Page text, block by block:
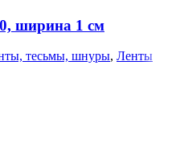
ширина 1 см
тесьмы, шнуры, Ленты